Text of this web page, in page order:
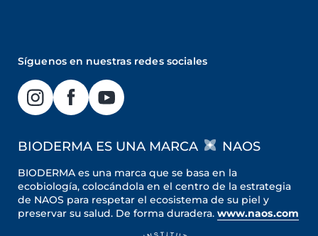
Síguenos en nuestras redes sociales
BIODERMA ES UNA MARCA NAOS
BIODERMA es una marca que se basa en la
ecobiología, colocándola en el centro de la estrategia
de NAOS para respetar el ecosistema de su piel y
preservar su salud. De forma duradera. www.naos.com